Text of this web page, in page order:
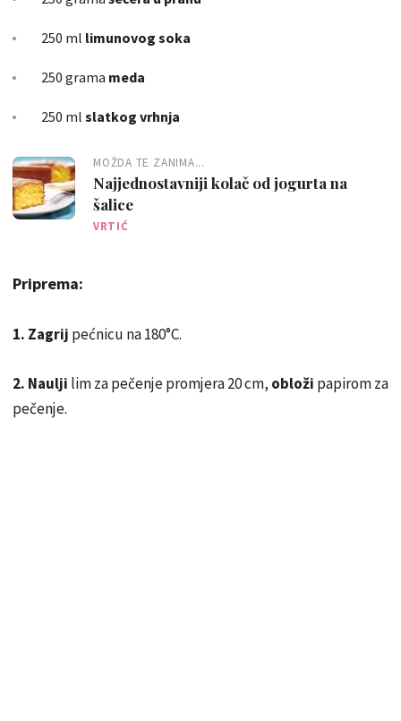
250 ml limunovog soka
250 grama meda
250 ml slatkog vrhnja
MOŽDA TE ZANIMA...
Najjednostavniji kolač od jogurta na
šalice
VRTIĆ
Priprema:
1. Zagrij pećnicu na 180°C.
2. Naulji lim za pečenje promjera 20 cm, obloži papirom za
pečenje.